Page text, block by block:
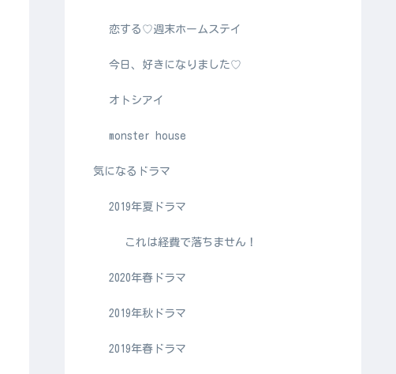
恋する♡週末ホームステイ
今日、好きになりました♡
オトシアイ
monster house
気になるドラマ
2019年夏ドラマ
これは経費で落ちません！
2020年春ドラマ
2019年秋ドラマ
2019年春ドラマ